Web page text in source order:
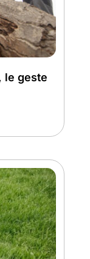
le geste